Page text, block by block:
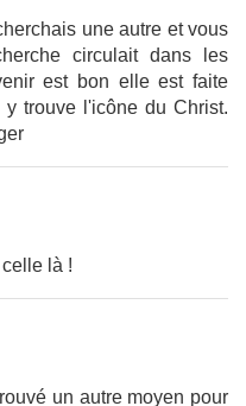
une autre et vous
circulait dans les
est bon elle est faite
trouve l'icône du Christ.
là !
un autre moyen pour